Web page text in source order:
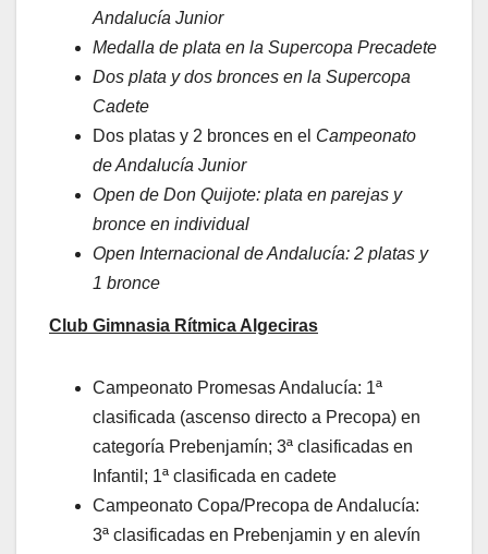
Andalucía Junior
Medalla de plata en la Supercopa Precadete
Dos plata y dos bronces en la Supercopa
Cadete
Dos platas y 2 bronces en el Campeonato
de Andalucía Junior
Open de Don Quijote: plata en parejas y
bronce en individual
Open Internacional de Andalucía: 2 platas y
1 bronce
Club Gimnasia Rítmica Algeciras
Campeonato Promesas Andalucía: 1ª
clasificada (ascenso directo a Precopa) en
categoría Prebenjamín; 3ª clasificadas en
Infantil; 1ª clasificada en cadete
Campeonato Copa/Precopa de Andalucía:
3ª clasificadas en Prebenjamin y en alevín